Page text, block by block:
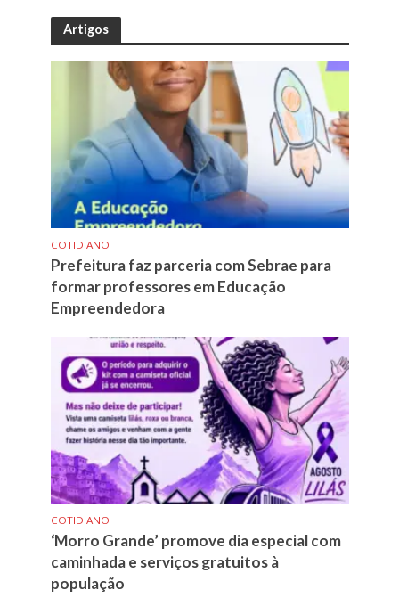
Artigos
COTIDIANO
Prefeitura faz parceria com Sebrae para
formar professores em Educação
Empreendedora
COTIDIANO
‘Morro Grande’ promove dia especial com
caminhada e serviços gratuitos à
população